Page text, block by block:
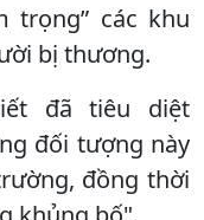
trọng” các khu
bị thương.
đã tiêu diệt
đối tượng này
đồng thời